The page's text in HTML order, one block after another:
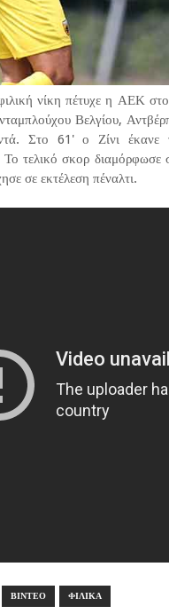
νίκη πέτυχε η ΑΕΚ
νταμπλούχου Βελγίου,
Στο 61' ο Ζίνι έκανε
Το τελικό σκορ
σε εκτέλεση πέναλτι.
ΒΙΝΤΕΟ ΦΙΛΙΚΑ